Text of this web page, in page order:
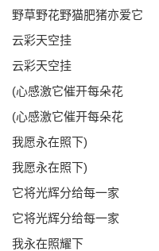
野草野花野猫肥猪亦爱它
云彩天空挂
云彩天空挂
(心感激它催开每朵花
(心感激它催开每朵花
我愿永在照下)
我愿永在照下)
它将光辉分给每一家
它将光辉分给每一家
我永在照耀下